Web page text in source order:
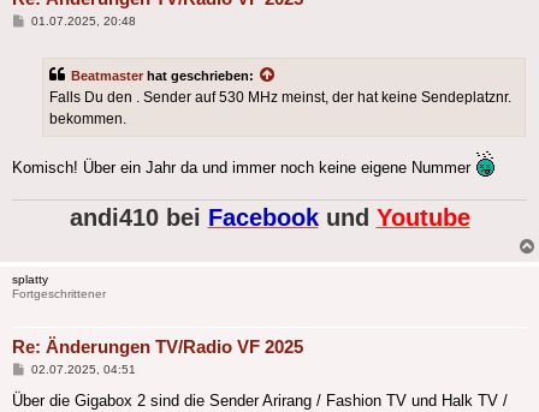
Beitrag
01.07.2025, 20:48
Beatmaster hat geschrieben:
Falls Du den . Sender auf 530 MHz meinst, der hat keine Sendeplatznr.
bekommen.
Komisch! Über ein Jahr da und immer noch keine eigene Nummer
andi410 bei Facebookund Youtube
splatty
Fortgeschrittener
Re: Änderungen TV/Radio VF 2025
Beitrag
02.07.2025, 04:51
Über die Gigabox 2 sind die Sender Arirang / Fashion TV und Halk TV /